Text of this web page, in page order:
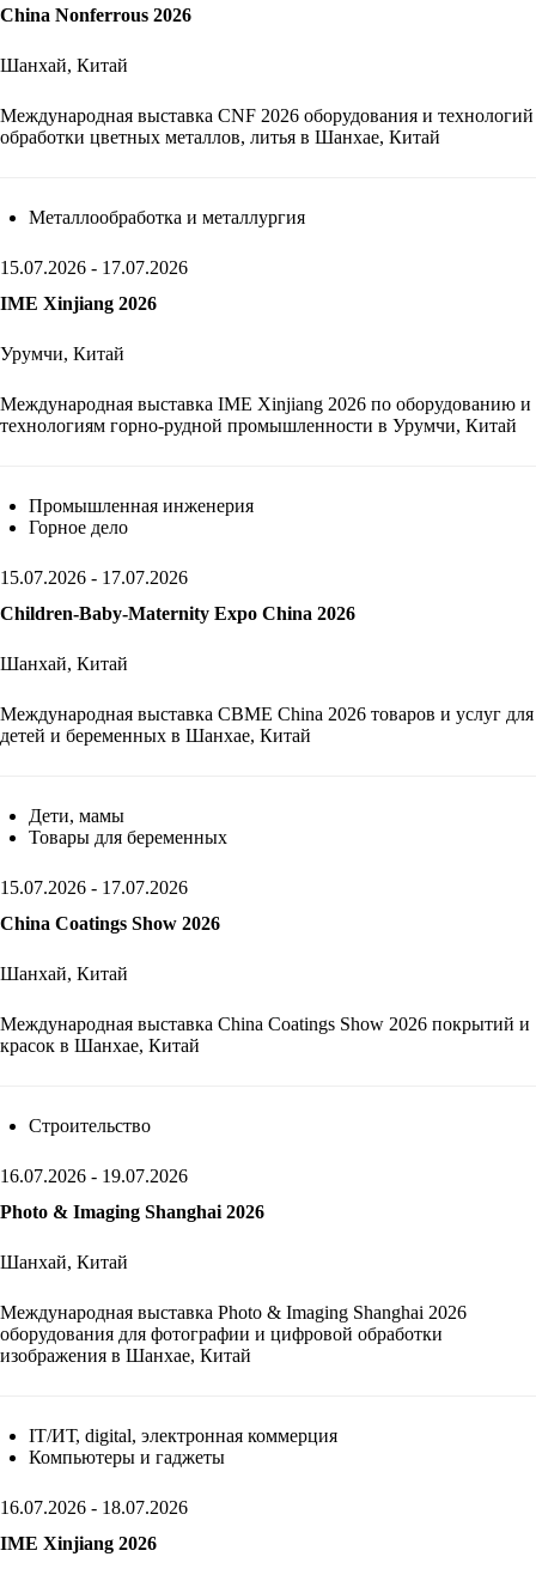
China Nonferrous 2026
Шанхай, Китай
Международная выставка CNF 2026 оборудования и технологий
обработки цветных металлов, литья в Шанхае, Китай
Металлообработка и металлургия
15.07.2026 - 17.07.2026
IME Xinjiang 2026
Урумчи, Китай
Международная выставка IME Xinjiang 2026 по оборудованию и
технологиям горно-рудной промышленности в Урумчи, Китай
Промышленная инженерия
Горное дело
15.07.2026 - 17.07.2026
Children-Baby-Maternity Expo China 2026
Шанхай, Китай
Международная выставка CBME China 2026 товаров и услуг для
детей и беременных в Шанхае, Китай
Дети, мамы
Товары для беременных
15.07.2026 - 17.07.2026
China Coatings Show 2026
Шанхай, Китай
Международная выставка China Coatings Show 2026 покрытий и
красок в Шанхае, Китай
Строительство
16.07.2026 - 19.07.2026
Photo & Imaging Shanghai 2026
Шанхай, Китай
Международная выставка Photo & Imaging Shanghai 2026
оборудования для фотографии и цифровой обработки
изображения в Шанхае, Китай
IT/ИТ, digital, электронная коммерция
Компьютеры и гаджеты
16.07.2026 - 18.07.2026
IME Xinjiang 2026